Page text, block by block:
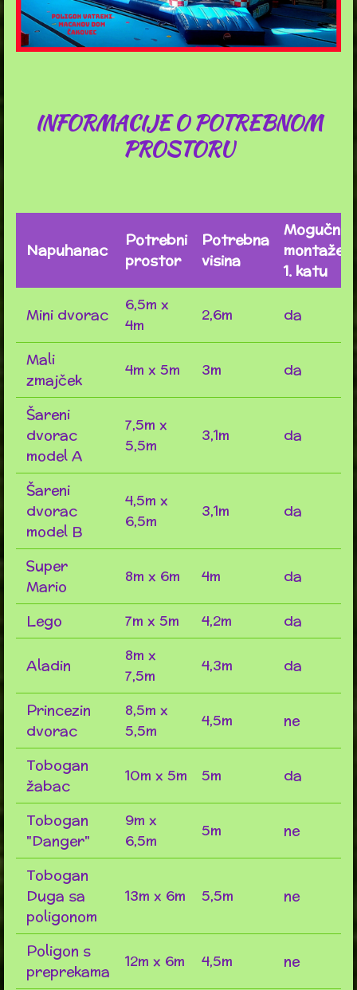
INFORMACIJE O POTREBNOM
PROSTORU
Napuhanac
Potrebni
prostor
Potrebna
visina
montaže
1. katu
Mini dvorac
6,5m x
4m
2,6m da
Mali
zmajček
4m x 5m 3m da
Šareni
dvorac
model A
7,5m x
5,5m
3,1m da
Šareni
dvorac
model B
4,5m x
6,5m
3,1m da
Super
Mario
8m x 6m 4m da
Lego 7m x 5m 4,2m da
Aladin
8m x
7,5m
4,3m da
Princezin
dvorac
8,5m x
5,5m
4,5m ne
Tobogan
žabac
10m x 5m 5m da
Tobogan
"Danger"
9m x
6,5m
5m ne
Tobogan
Duga sa
poligonom
13m x 6m 5,5m ne
Poligon s
preprekama
12m x 6m 4,5m ne